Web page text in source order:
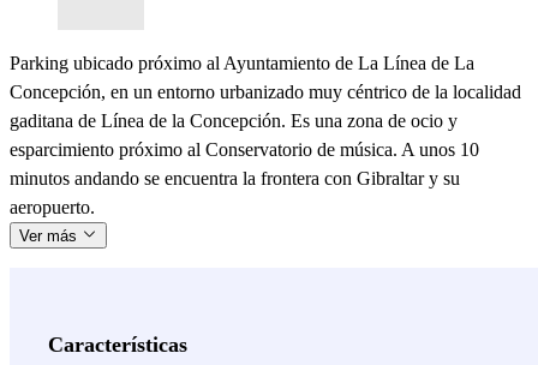
Parking ubicado próximo al Ayuntamiento de La Línea de La
Concepción, en un entorno urbanizado muy céntrico de la localidad
gaditana de Línea de la Concepción. Es una zona de ocio y
esparcimiento próximo al Conservatorio de música. A unos 10
minutos andando se encuentra la frontera con Gibraltar y su
aeropuerto.
Ver más
Características